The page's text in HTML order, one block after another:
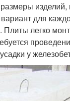
для
легко
у